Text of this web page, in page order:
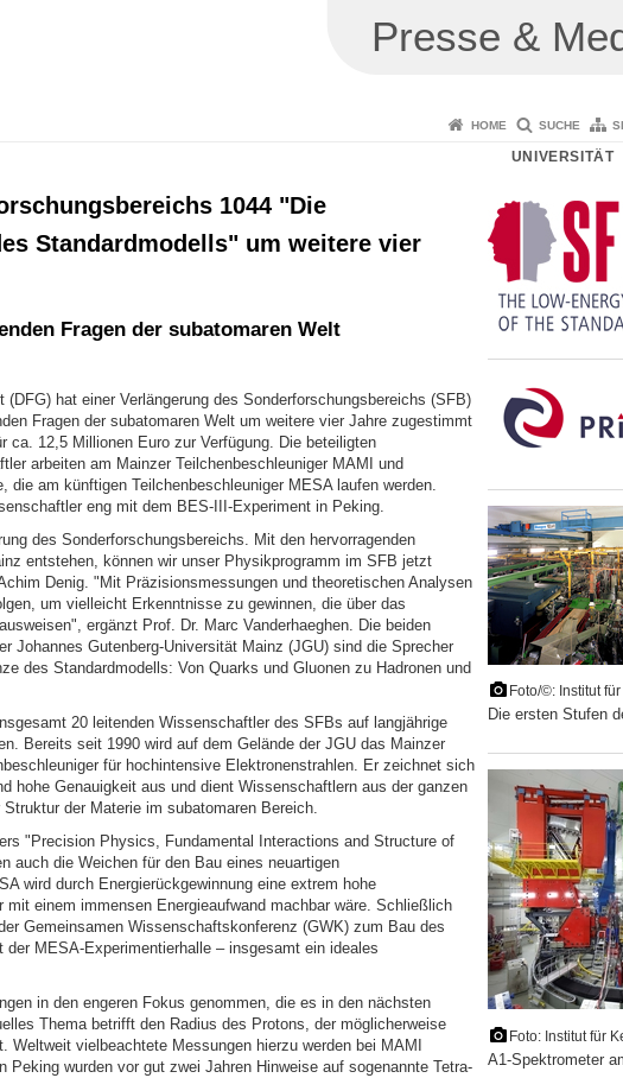
Presse &
HOME SUCHE
UNIVERSITÄT
1044 "Die
Standardmodells" um weitere vier
Fragen der subatomaren Welt
hat einer Verlängerung des Sonderforschungsbereichs (SFB)
Fragen der subatomaren Welt um weitere vier Jahre zugestimmt
ca. 12,5 Millionen Euro zur Verfügung. Die beteiligten
arbeiten am Mainzer Teilchenbeschleuniger MAMI und
die am künftigen Teilchenbeschleuniger MESA laufen werden.
eng mit dem BES-III-Experiment in Peking.
des Sonderforschungsbereichs. Mit den hervorragenden
entstehen, können wir unser Physikprogramm im SFB jetzt
Denig. "Mit Präzisionsmessungen und theoretischen Analysen
um vielleicht Erkenntnisse zu gewinnen, die über das
ergänzt Prof. Dr. Marc Vanderhaeghen. Die beiden
Johannes Gutenberg-Universität Mainz (JGU) sind die Sprecher
des Standardmodells: Von Quarks und Gluonen zu Hadronen und
20 leitenden Wissenschaftler des SFBs auf langjährige
Bereits seit 1990 wird auf dem Gelände der JGU das Mainzer
für hochintensive Elektronenstrahlen. Er zeichnet sich
hohe Genauigkeit aus und dient Wissenschaftlern aus der ganzen
der Materie im subatomaren Bereich.
"Precision Physics, Fundamental Interactions and Structure of
auch die Weichen für den Bau eines neuartigen
wird durch Energierückgewinnung eine extrem hohe
einem immensen Energieaufwand machbar wäre. Schließlich
Gemeinsamen Wissenschaftskonferenz (GWK) zum Bau des
MESA-Experimentierhalle – insgesamt ein ideales
in den engeren Fokus genommen, die es in den nächsten
Thema betrifft den Radius des Protons, der möglicherweise
vielbeachtete Messungen hierzu werden bei MAMI
wurden vor gut zwei Jahren Hinweise auf sogenannte Tetra-
Foto/©: Institut
Die ersten Stufen
Foto: Institut für
A1-Spektrometer